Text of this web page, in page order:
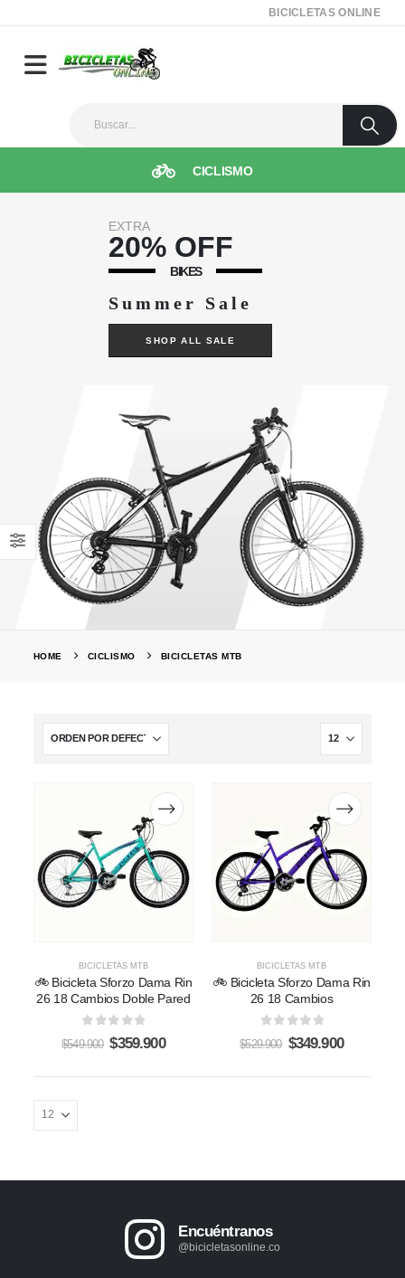
BICICLETAS ONLINE
CICLISMO
EXTRA
20% OFF
BIKES
Summer Sale
SHOP ALL SALE
HOME CICLISMO BICICLETAS MTB
BICICLETAS MTB
🚲 Bicicleta Sforzo Dama Rin
26 18 Cambios Doble Pared
out of 5
$549.900 $359.900
BICICLETAS MTB
🚲 Bicicleta Sforzo Dama Rin
26 18 Cambios
out of 5
$529.900 $349.900
Encuéntranos
@bicicletasonline.co